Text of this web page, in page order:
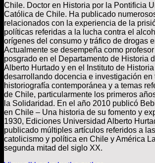
Chile. Doctor en Historia por la Pontificia
Católica de Chile. Ha publicado
relacionados con la experiencia de la
políticas referidas a la lucha contra el
orígenes del consumo y tráfico de drogas
Actualmente se desempeña como
posgrado en el Departamento de Historia
Alberto Hurtado y en el Instituto de
desarrollando docencia e investigación en
historiografía contemporánea y a temas
de Chile, particularmente los primeros
la Solidaridad. En el año 2010 publicó
en Chile – Una historia de su fomento y
1930, Ediciones Universidad Alberto
publicado múltiples artículos referidos a
catolicismo y política en Chile y América
segunda mitad del siglo XX.